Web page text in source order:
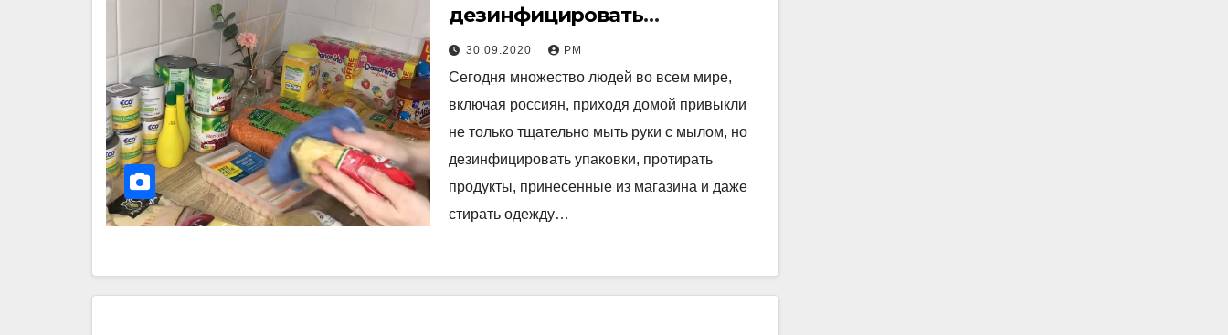
дезинфицировать
поверхности? Ученые уже
знают ответ
30.09.2020 РМ
Сегодня множество людей во всем мире,
включая россиян, приходя домой привыкли
не только тщательно мыть руки с мылом, но
дезинфицировать упаковки, протирать
продукты, принесенные из магазина и даже
стирать одежду…